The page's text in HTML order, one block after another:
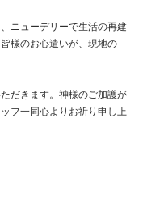
ニューデリーで生活の再建
様のお心遣いが、現地の
だきます。神様のご加護が
フ一同心よりお祈り申し上